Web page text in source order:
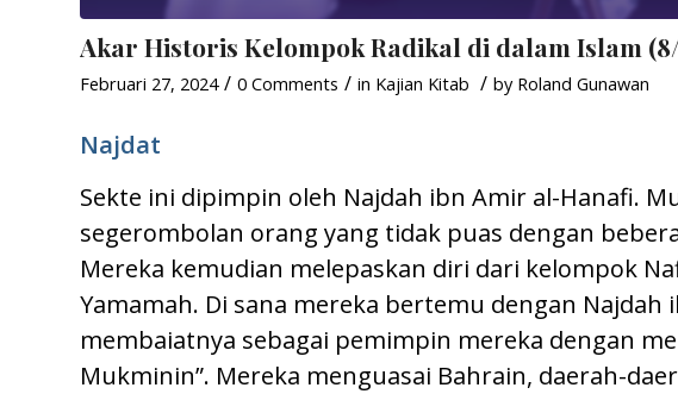
Akar Historis Kelompok Radikal di dalam Islam
Februari 27, 2024 / 0 Comments / in Kajian Kitab / by Roland Gunawan
Najdat
Sekte ini dipimpin oleh Najdah ibn Amir al-Hanafi.
segerombolan orang yang tidak puas dengan
Mereka kemudian melepaskan diri dari kelompok
Yamamah. Di sana mereka bertemu dengan Najdah
membaiatnya sebagai pemimpin mereka dengan
Mukminin”. Mereka menguasai Bahrain, daerah-